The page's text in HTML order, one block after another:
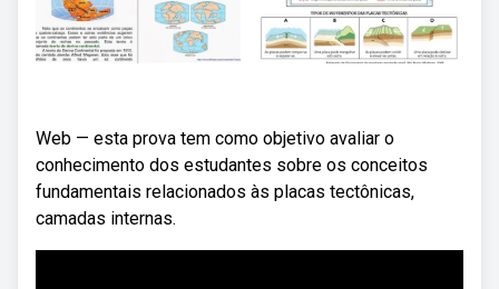
Web — esta prova tem como objetivo avaliar o
conhecimento dos estudantes sobre os conceitos
fundamentais relacionados às placas tectônicas,
camadas internas.